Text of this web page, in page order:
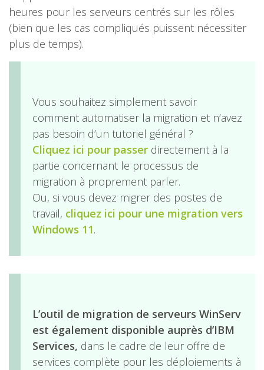
heures pour les serveurs centrés sur les rôles
(bien que les cas compliqués puissent nécessiter
plus de temps).
Vous souhaitez simplement savoir
comment automatiser la migration et n’avez
pas besoin d’un tutoriel général ?
Cliquez ici pour passer directement à la
partie concernant le processus de
migration à proprement parler.
Ou, si vous devez migrer des postes de
travail, cliquez ici pour une migration vers
Windows 11.
L’outil de migration de serveurs WinServ
est également disponible auprès d’IBM
Services, dans le cadre de leur offre de
services complète pour les déploiements à